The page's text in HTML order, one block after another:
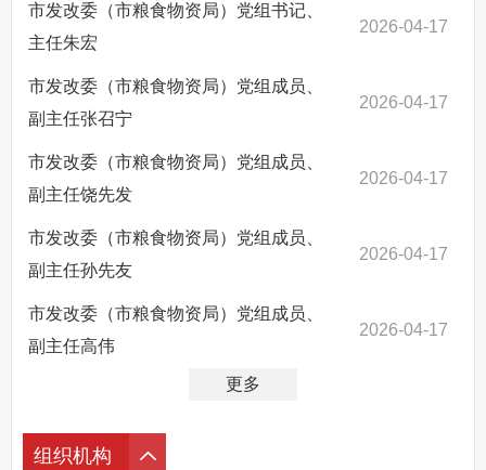
市发改委（市粮食物资局）党组书记、
主任朱宏
2026-04-17
市发改委（市粮食物资局）党组成员、
副主任张召宁
2026-04-17
市发改委（市粮食物资局）党组成员、
副主任饶先发
2026-04-17
市发改委（市粮食物资局）党组成员、
副主任孙先友
2026-04-17
市发改委（市粮食物资局）党组成员、
副主任高伟
2026-04-17
更多
组织机构